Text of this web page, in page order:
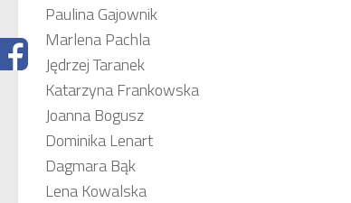
Paulina Gajownik
Marlena Pachla
Jędrzej Taranek
Katarzyna Frankowska
Joanna Bogusz
Dominika Lenart
Dagmara Bąk
Lena Kowalska